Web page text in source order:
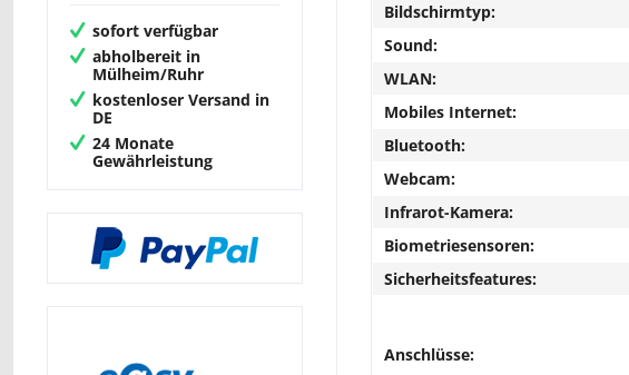
sofort verfügbar
abholbereit in
Mülheim/Ruhr
kostenloser Versand in
DE
24 Monate
Gewährleistung
Bildschirmtyp:
Sound:
WLAN:
Mobiles Internet:
Bluetooth:
Webcam:
Infrarot-Kamera:
Biometriesensoren:
Sicherheitsfeatures:
Anschlüsse: